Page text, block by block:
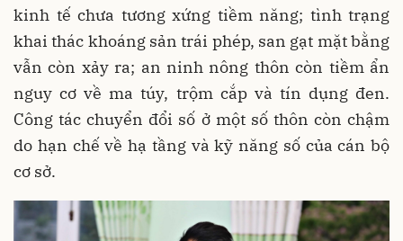
kinh tế chưa tương xứng tiềm năng; tình trạng
khai thác khoáng sản trái phép, san gạt mặt bằng
vẫn còn xảy ra; an ninh nông thôn còn tiềm ẩn
nguy cơ về ma túy, trộm cắp và tín dụng đen.
Công tác chuyển đổi số ở một số thôn còn chậm
do hạn chế về hạ tầng và kỹ năng số của cán bộ
cơ sở.